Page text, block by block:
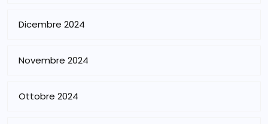
Dicembre 2024
Novembre 2024
Ottobre 2024